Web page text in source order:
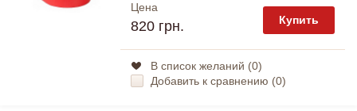
Цена
820 грн. Купить
В список желаний (0)
Добавить к сравнению (0)